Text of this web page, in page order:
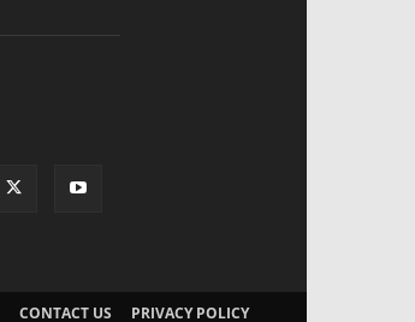
CONTACT US PRIVACY POLICY